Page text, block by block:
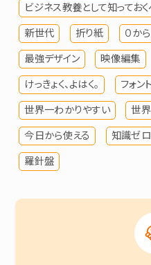
ビジネス教養として知ってお
新世代 折り紙 ０か
最強デザイン 映像編集
けっきょく、よはく。 フォン
世界一わかりやすい 世
今日から使える 知識ゼ
羅針盤